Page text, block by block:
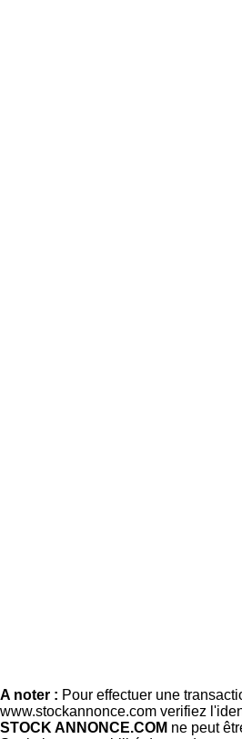
A noter : Pour effectuer une
www.stockannonce.com verifiez
STOCK ANNONCE.COM ne peut